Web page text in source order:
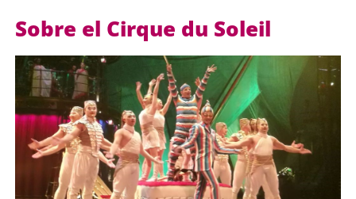
Sobre el Cirque du Soleil